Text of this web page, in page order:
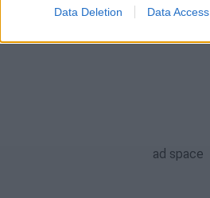
Data Deletion Data Access